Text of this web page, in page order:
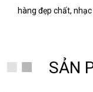
hàng đẹp chất,
SẢN